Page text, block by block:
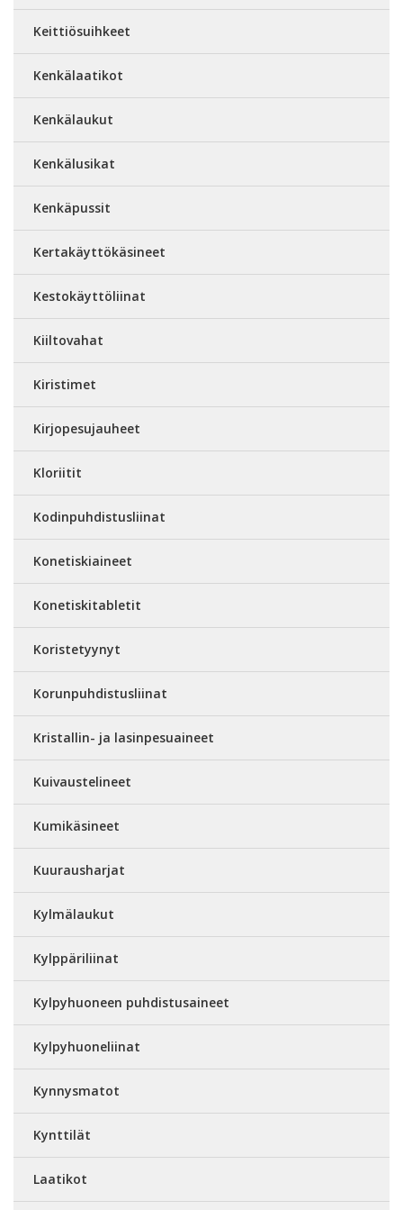
Keittiösuihkeet
Kenkälaatikot
Kenkälaukut
Kenkälusikat
Kenkäpussit
Kertakäyttökäsineet
Kestokäyttöliinat
Kiiltovahat
Kiristimet
Kirjopesujauheet
Kloriitit
Kodinpuhdistusliinat
Konetiskiaineet
Konetiskitabletit
Koristetyynyt
Korunpuhdistusliinat
Kristallin- ja lasinpesuaineet
Kuivaustelineet
Kumikäsineet
Kuurausharjat
Kylmälaukut
Kylppäriliinat
Kylpyhuoneen puhdistusaineet
Kylpyhuoneliinat
Kynnysmatot
Kynttilät
Laatikot